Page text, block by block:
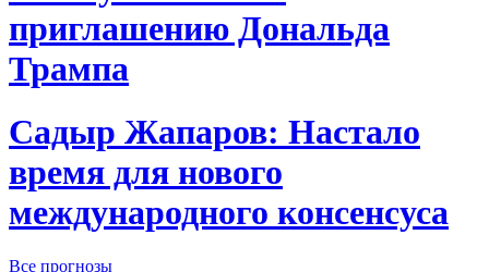
приглашению Дональда
Трампа
Садыр Жапаров: Настало
время для нового
международного консенсуса
Все прогнозы